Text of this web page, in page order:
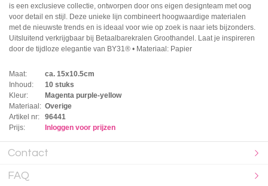
is een exclusieve collectie, ontworpen door ons eigen designteam met oog
voor detail en stijl. Deze unieke lijn combineert hoogwaardige materialen
met de nieuwste trends en is ideaal voor wie op zoek is naar iets bijzonders.
Uitsluitend verkrijgbaar bij Betaalbarekralen Groothandel. Laat je inspireren
door de tijdloze elegantie van BY31® • Materiaal: Papier
Maat:
ca. 15x10.5cm
Inhoud:
10 stuks
Kleur:
Magenta purple-yellow
Materiaal: Overige
Artikel nr:
96441
Prijs:
Inloggen voor prijzen
Contact
FAQ